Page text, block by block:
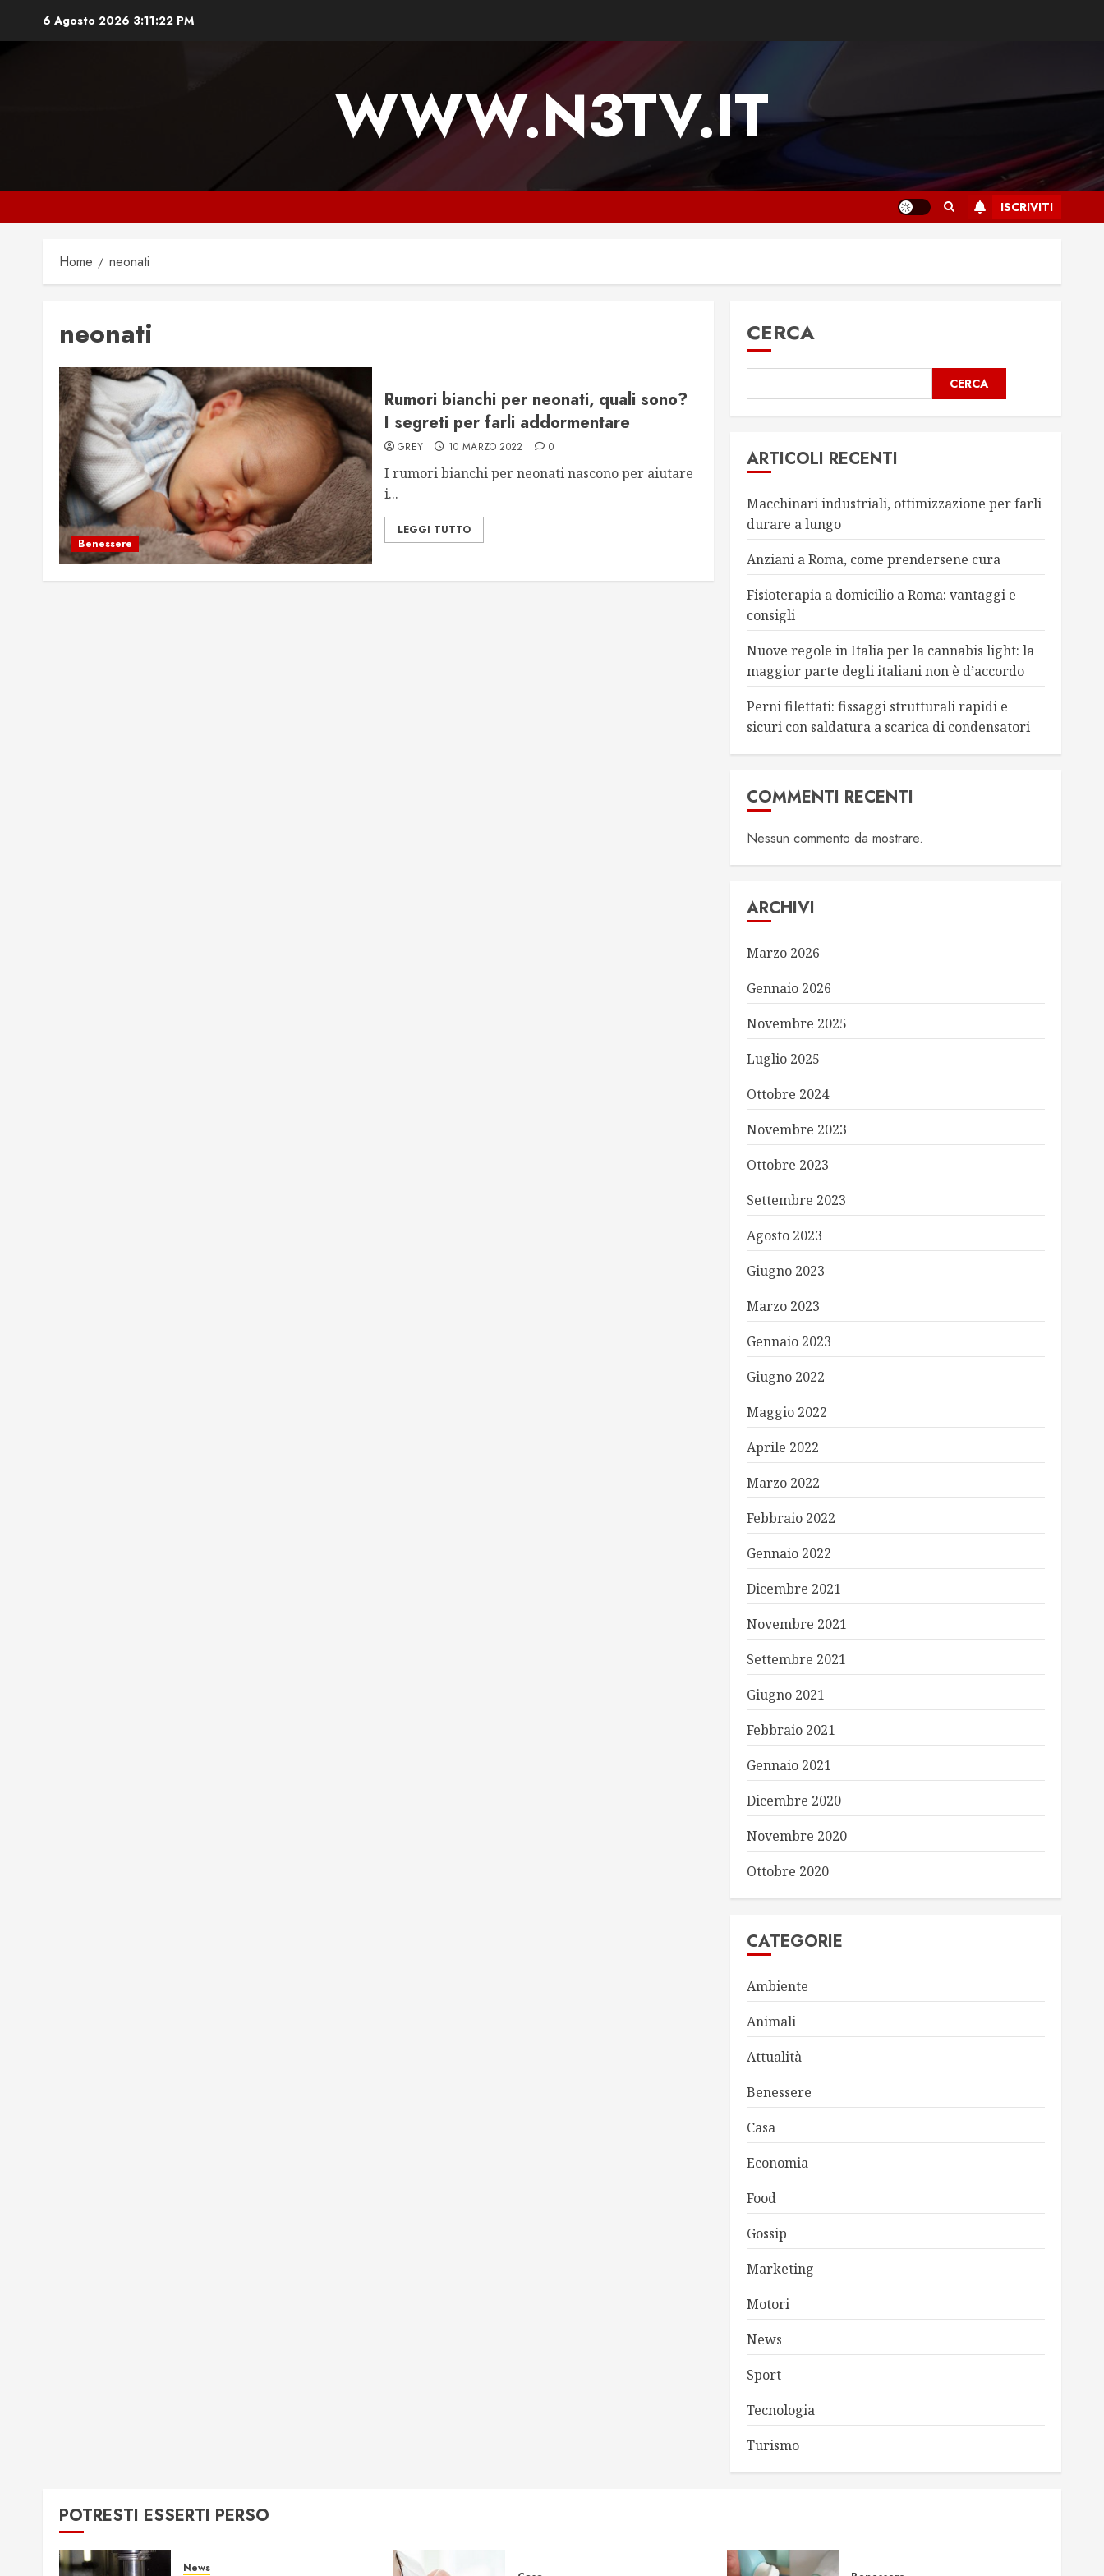
6 Agosto 2026 3:11:23 PM
WWW.N3TV.IT
ISCRIVITI
Home neonati
neonati
Benessere
Rumori bianchi per neonati, quali sono?
I segreti per farli addormentare
GREY 10 MARZO 2022 0
I rumori bianchi per neonati nascono per aiutare
i...
LEGGI TUTTO
CERCA
CERCA
ARTICOLI RECENTI
Macchinari industriali, ottimizzazione per farli
durare a lungo
Anziani a Roma, come prendersene cura
Fisioterapia a domicilio a Roma: vantaggi e
consigli
Nuove regole in Italia per la cannabis light: la
maggior parte degli italiani non è d’accordo
Perni filettati: fissaggi strutturali rapidi e
sicuri con saldatura a scarica di condensatori
COMMENTI RECENTI
Nessun commento da mostrare.
ARCHIVI
Marzo 2026
Gennaio 2026
Novembre 2025
Luglio 2025
Ottobre 2024
Novembre 2023
Ottobre 2023
Settembre 2023
Agosto 2023
Giugno 2023
Marzo 2023
Gennaio 2023
Giugno 2022
Maggio 2022
Aprile 2022
Marzo 2022
Febbraio 2022
Gennaio 2022
Dicembre 2021
Novembre 2021
Settembre 2021
Giugno 2021
Febbraio 2021
Gennaio 2021
Dicembre 2020
Novembre 2020
Ottobre 2020
CATEGORIE
Ambiente
Animali
Attualità
Benessere
Casa
Economia
Food
Gossip
Marketing
Motori
News
Sport
Tecnologia
Turismo
POTRESTI ESSERTI PERSO
News